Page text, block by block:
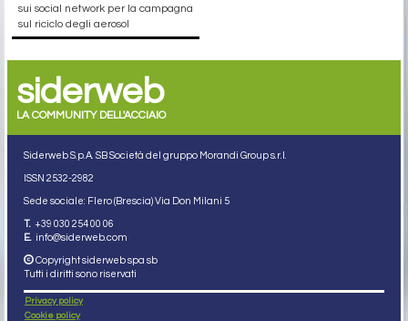
sui social network per la campagna
sul riciclo degli aerosol
siderweb
LA COMMUNITY DELL'ACCIAIO
Siderweb S.p.A. SB Società del gruppo Morandi Group s.r.l.
ISSN 2532-2982
Sede sociale: Flero (Brescia) Via Don Milani 5
T. +39 030 254 00 06
E. info@siderweb.com
Copyright siderweb spa sb
Tutti i diritti sono riservati
Privacy policy
Cookie policy